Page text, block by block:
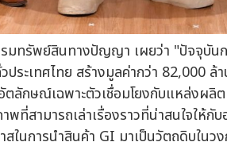
มทรัพย์สินทางปัญญา เผยว่า "ปัจจุบั
ระเทศไทย สร้างมูลค่ากว่า 82,000 ล้
ลักษณ์เฉพาะตัวเชื่อมโยงกับแหล่งผลิ
ที่สามารถเล่าเรื่องราวที่น่าสนใจให้กั
นการนำสินค้า GI มาเป็นวัตถุดิบในว